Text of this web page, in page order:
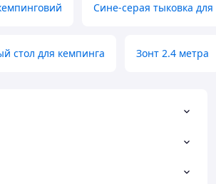
Сине-серая тыковка
стол для кемпинга Зонт 2.4 метра